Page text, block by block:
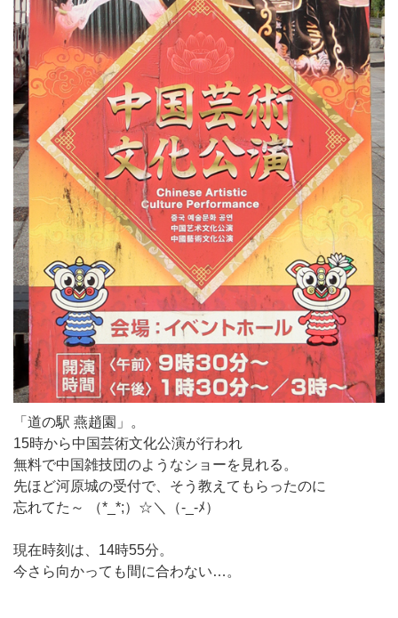
「道の駅 燕趙園」。
15時から中国芸術文化公演が行われ
無料で中国雑技団のようなショーを見れる。
先ほど河原城の受付で、そう教えてもらったのに
忘れてた～ （*_*;）☆＼（-_-ﾒ）
現在時刻は、14時55分。
今さら向かっても間に合わない…。